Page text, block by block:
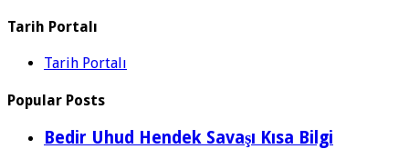
Tarih Portalı
Tarih Portalı
Popular Posts
Bedir Uhud Hendek Savaşı Kısa Bilgi